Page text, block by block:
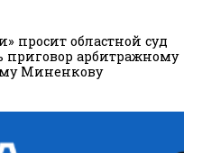
просит областной суд
приговор арбитражному
Миненкову